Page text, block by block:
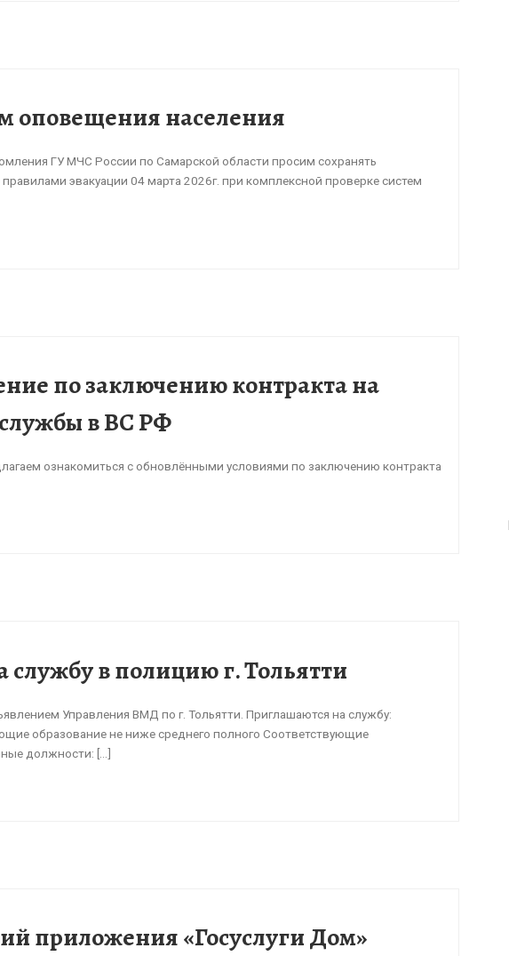
оповещения населения
ГУ МЧС России по Самарской области просим сохранять
эвакуации 04 марта 2026г. при комплексной проверке систем
по заключению контракта на
в ВС РФ
ознакомиться с обновлёнными условиями по заключению контракта
службу в полицию г. Тольятти
Управления ВМД по г. Тольятти. Приглашаются на службу:
образование не ниже среднего полного Соответствующие
должности: […]
приложения «Госуслуги Дом»